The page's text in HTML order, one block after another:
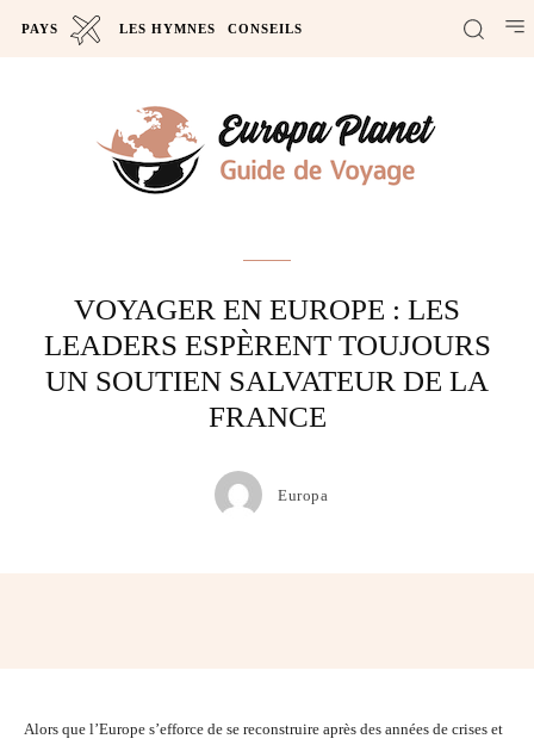
PAYS LES HYMNES CONSEILS
VOYAGER EN EUROPE : LES
LEADERS ESPÈRENT TOUJOURS
UN SOUTIEN SALVATEUR DE LA
FRANCE
Europa
Alors que l’Europe s’efforce de se reconstruire après des années de crises et